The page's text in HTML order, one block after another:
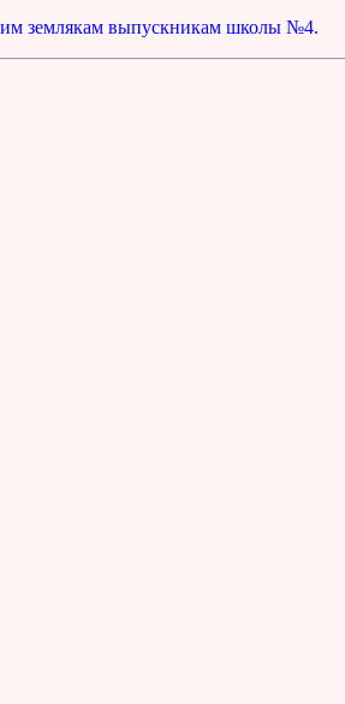
землякам выпускникам школы №4.